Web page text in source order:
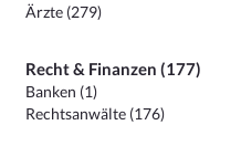
Ärzte (279)
Recht & Finanzen (177)
Banken (1)
Rechtsanwälte (176)